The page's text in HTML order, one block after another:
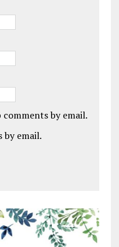
by email.
by email.